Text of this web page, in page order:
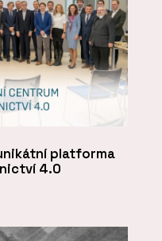
platforma
4.0